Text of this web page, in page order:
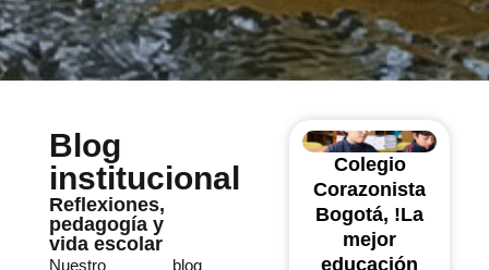
Blog
institucional
Reflexiones,
pedagogía y
vida escolar
Nuestro blog
Colegio
Corazonista
Bogotá, !La
mejor
educación